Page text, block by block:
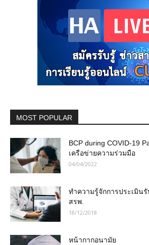
MOST POPULAR
BCP during COVID-19
เครือข่ายความร่วมมือ
04/04/2022
ทำความรู้จักการประเมิน
สรพ.
18/12/2018
หน้ากากอนามัย